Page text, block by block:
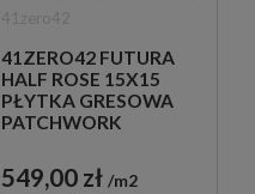
41ZERO42 FUTURA
HALF ROSE 15X15
PŁYTKA GRESOWA
PATCHWORK
549,00 zł m2